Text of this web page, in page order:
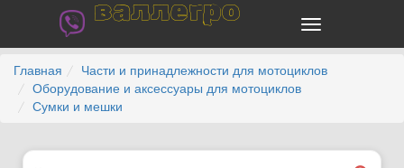
валлегро
Главная
Части и принадлежности для мотоциклов
Оборудование и аксессуары для мотоциклов
Сумки и мешки